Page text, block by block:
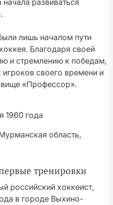
развиваться
лишь началом пути
Благодаря своей
и стремлению к победам,
своего времени и
«Профессор».
1960 года
область,
тренировки
российский хоккеист,
в городе Выхино-